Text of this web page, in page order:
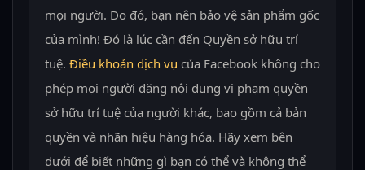
mọi người. Do đó, bạn nên bảo vệ sản phẩm gốc
của mình! Đó là lúc cần đến Quyền sở hữu trí
tuệ. Điều khoản dịch vụ của Facebook không cho
phép mọi người đăng nội dung vi phạm quyền
sở hữu trí tuệ của người khác, bao gồm cả bản
quyền và nhãn hiệu hàng hóa. Hãy xem bên
dưới để biết những gì bạn có thể và không thể